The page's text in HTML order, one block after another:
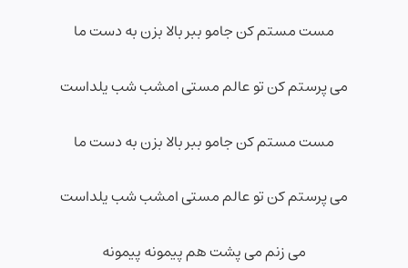
مست مستم کن جامو ببر بالا بزن به دست ما
می پرستم کن تو عالم مستی امشب شب یلداست
مست مستم کن جامو ببر بالا بزن به دست ما
می پرستم کن تو عالم مستی امشب شب یلداست
می زنم می پشت هم پیمونه پیمونه